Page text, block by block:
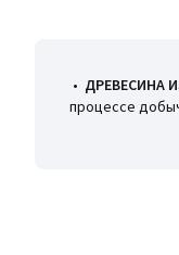
• ДРЕВЕСИНА
процессе